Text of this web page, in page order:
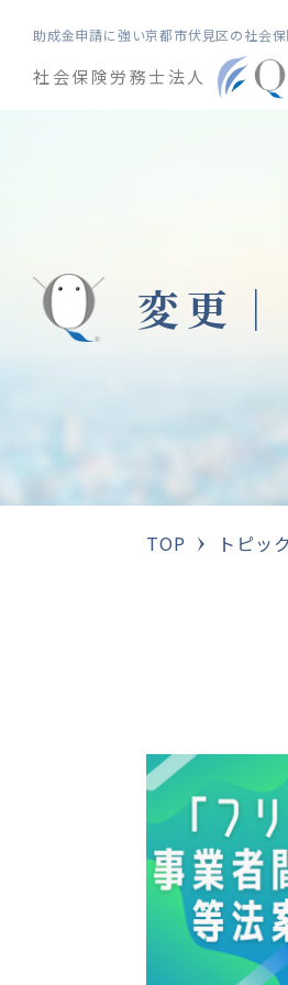
助成金申請に強い京都市伏見区の社会
社会保険労務士法人
変更｜
TOP トピッ